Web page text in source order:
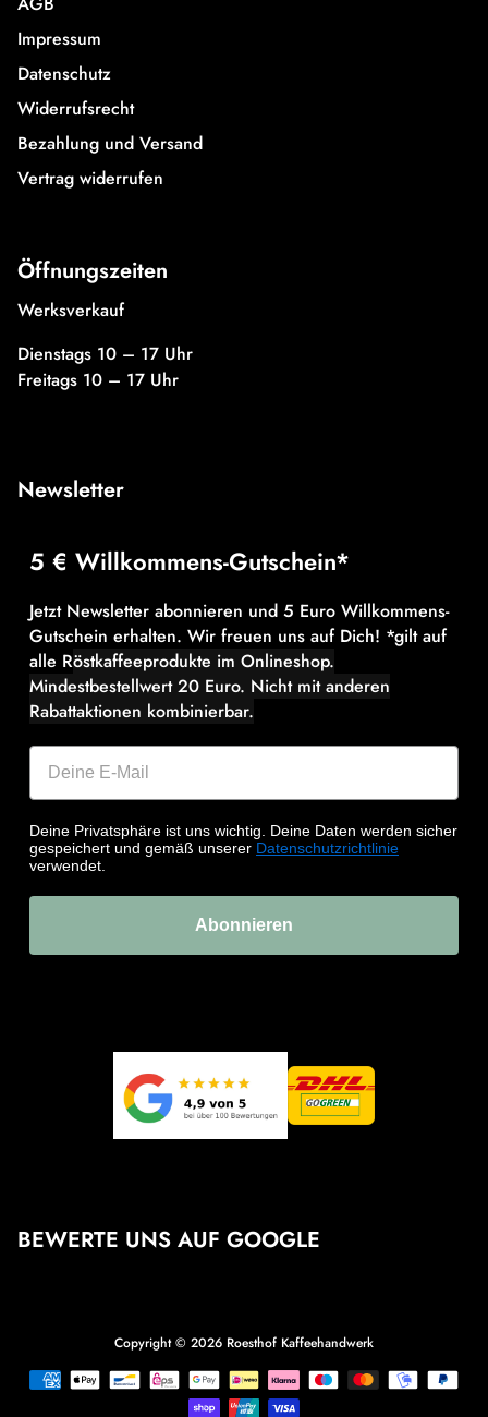
Impressum
Datenschutz
Widerrufsrecht
Bezahlung und Versand
Vertrag widerrufen
Öffnungszeiten
Werksverkauf
Dienstags 10 – 17 Uhr
Freitags 10 – 17 Uhr
Newsletter
5 € Willkommens-Gutschein*
Jetzt Newsletter abonnieren und 5 Euro Willkommens-
Gutschein erhalten. Wir freuen uns auf Dich! *gilt auf
alle Röstkaffeeprodukte im Onlineshop.
Mindestbestellwert 20 Euro. Nicht mit anderen
Rabattaktionen kombinierbar.
Deine Privatsphäre ist uns wichtig. Deine Daten werden sicher
gespeichert und gemäß unserer Datenschutzrichtlinie
verwendet.
Abonnieren
BEWERTE UNS AUF GOOGLE
Copyright © 2026 Roesthof Kaffeehandwerk
Zahlungsmethoden